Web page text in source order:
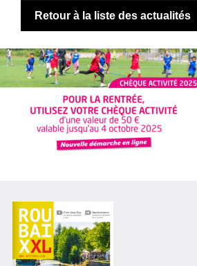
Retour à la liste des actualités